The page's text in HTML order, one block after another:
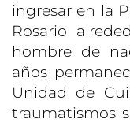
ingresar en la
Rosario
hombre de
años
Unidad de
traumatismos